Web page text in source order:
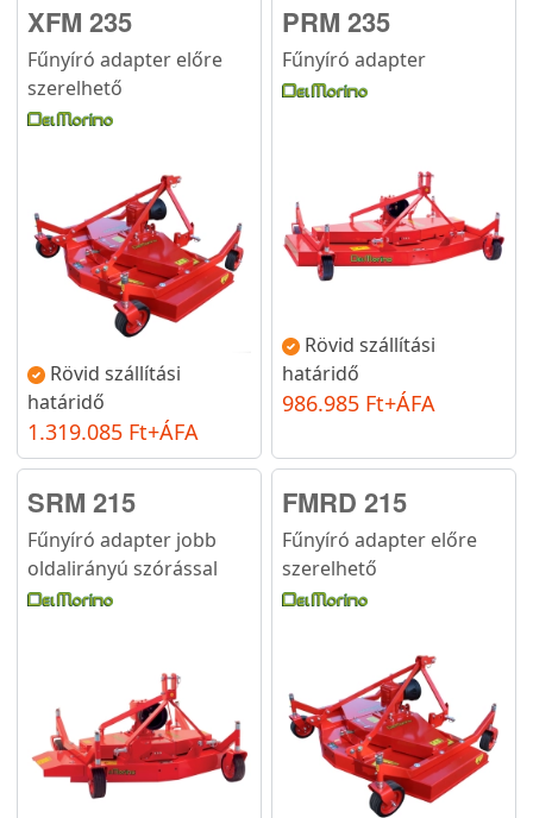
XFM 235
Fűnyíró adapter előre
szerelhető
Rövid szállítási
határidő
1.319.085 Ft+ÁFA
PRM 235
Fűnyíró adapter
Rövid szállítási
határidő
986.985 Ft+ÁFA
SRM 215
Fűnyíró adapter jobb
oldalirányú szórással
FMRD 215
Fűnyíró adapter előre
szerelhető